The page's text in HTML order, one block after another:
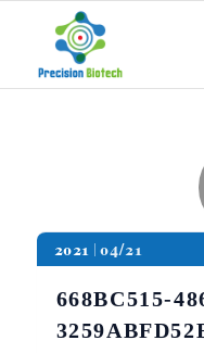
2021 04/21
668BC515-